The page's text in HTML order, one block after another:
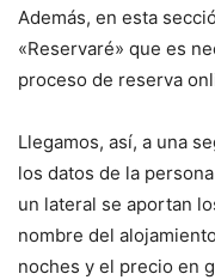
Además, en esta
«Reservaré» que es
proceso de reserva
Llegamos, así, a una
los datos de la
un lateral se aportan
nombre del
noches y el precio en